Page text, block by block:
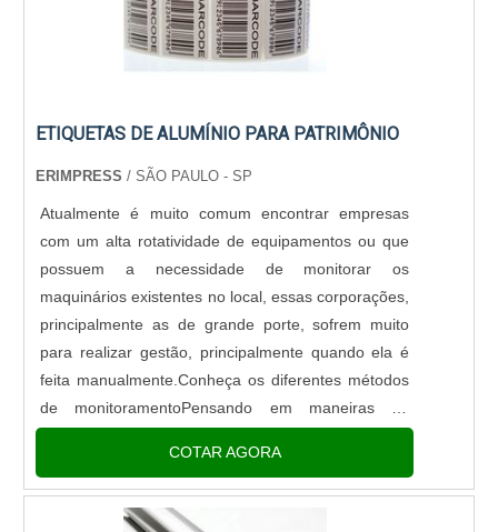
ETIQUETAS DE ALUMÍNIO PARA PATRIMÔNIO
ERIMPRESS / SÃO PAULO - SP
Atualmente é muito comum encontrar empresas
com um alta rotatividade de equipamentos ou que
possuem a necessidade de monitorar os
maquinários existentes no local, essas corporações,
principalmente as de grande porte, sofrem muito
para realizar gestão, principalmente quando ela é
feita manualmente.Conheça os diferentes métodos
de monitoramentoPensando em maneiras de
de alumínio para patrimônio f....
COTAR AGORA